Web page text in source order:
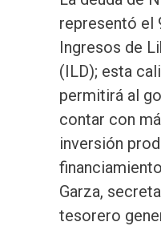
representó el
Ingresos de
(ILD); esta
permitirá al
contar con
inversión
Garza,
tesorero